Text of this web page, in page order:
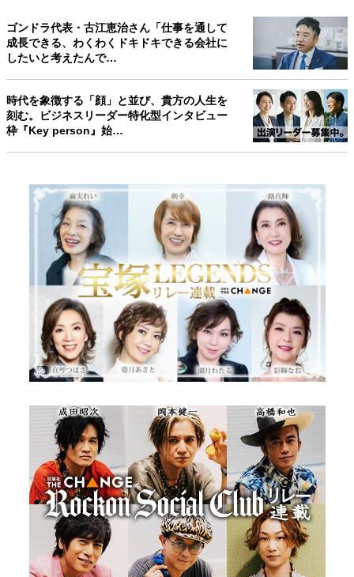
ゴンドラ代表・古江恵治さん「仕事を通して
成長できる、わくわくドキドキできる会社に
したいと考えたんで…
時代を象徴する「顔」と並び、貴方の人生を
刻む。ビジネスリーダー特化型インタビュー
枠『Key person』始…